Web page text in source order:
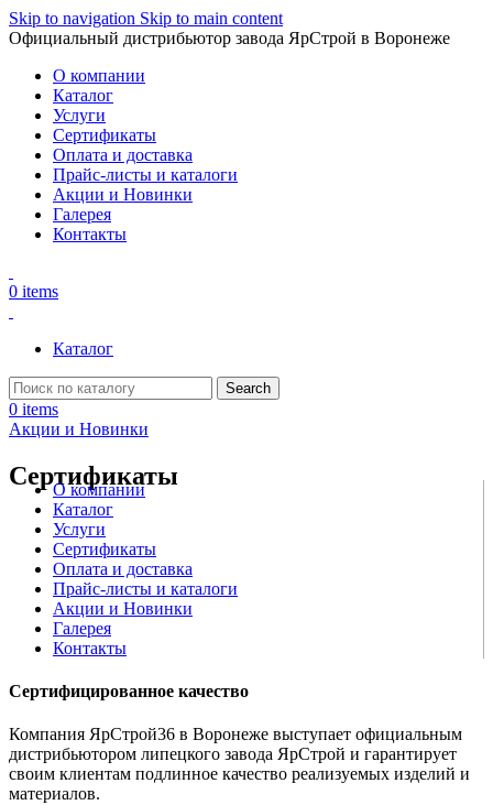
Skip to navigation Skip to main content
Официальный дистрибьютор завода ЯрСтрой в Воронеже
О компании
Каталог
Услуги
Сертификаты
Оплата и доставка
Прайс-листы и каталоги
Акции и Новинки
Галерея
Контакты
0 items
Каталог
Search
0 items
Акции и Новинки
Сертификаты
О компании
Каталог
Услуги
Сертификаты
Оплата и доставка
Прайс-листы и каталоги
Акции и Новинки
Галерея
Контакты
Сертифицированное качество
Компания ЯрСтрой36 в Воронеже выступает официальным
дистрибьютором липецкого завода ЯрСтрой и гарантирует
своим клиентам подлинное качество реализуемых изделий и
материалов.